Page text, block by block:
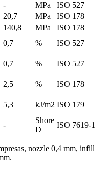
- MPa
ISO 527
20,7 MPa
ISO 178
140,8 MPa
ISO 178
0,7 %
ISO 527
0,7 %
ISO 527
2,5 %
ISO 178
5,3 kJ/m2 ISO 179
-
Shore
D
ISO 7619-1
nozzle 0,4 mm, infill